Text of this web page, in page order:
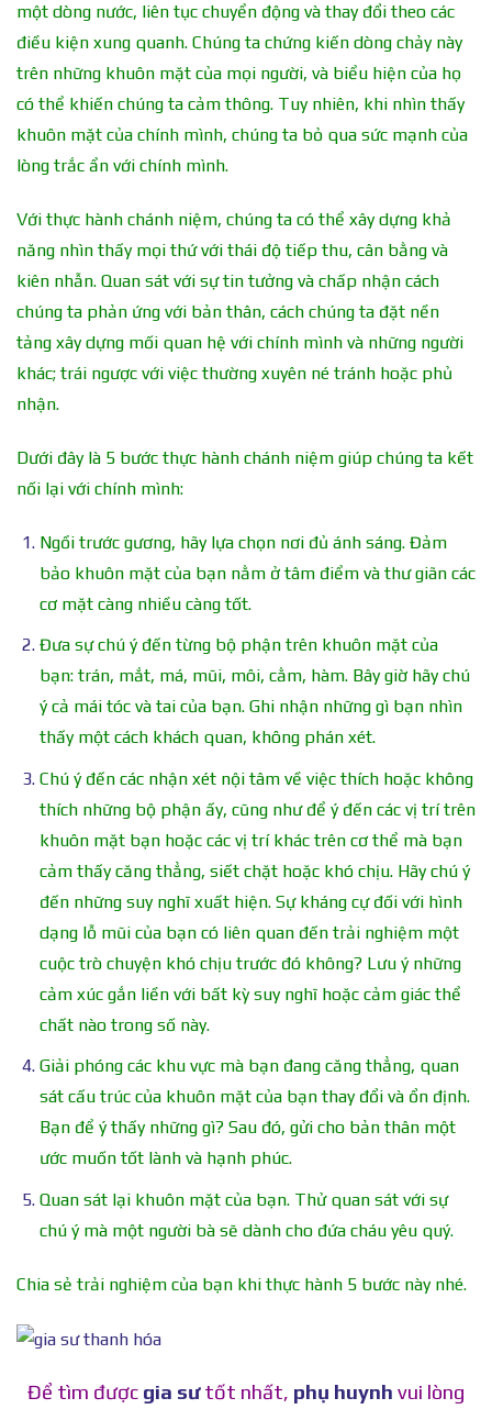
một dòng nước, liên tục chuyển động và thay đổi theo các
điều kiện xung quanh. Chúng ta chứng kiến ​​dòng chảy này
trên những khuôn mặt của mọi người, và biểu hiện của họ
có thể khiến chúng ta cảm thông. Tuy nhiên, khi nhìn thấy
khuôn mặt của chính mình, chúng ta bỏ qua sức mạnh của
lòng trắc ẩn với chính mình.
Với thực hành chánh niệm, chúng ta có thể xây dựng khả
năng nhìn thấy mọi thứ với thái độ tiếp thu, cân bằng và
kiên nhẫn. Quan sát với sự tin tưởng và chấp nhận cách
chúng ta phản ứng với bản thân, cách chúng ta đặt nền
tảng xây dựng mối quan hệ với chính mình và những người
khác; trái ngược với việc thường xuyên né tránh hoặc phủ
nhận.
Dưới đây là 5 bước thực hành chánh niệm giúp chúng ta kết
nối lại với chính mình:
Ngồi trước gương, hãy lựa chọn nơi đủ ánh sáng. Đảm
bảo khuôn mặt của bạn nằm ở tâm điểm và thư giãn các
cơ mặt càng nhiều càng tốt.
Đưa sự chú ý đến từng bộ phận trên khuôn mặt của
bạn: trán, mắt, má, mũi, môi, cằm, hàm. Bây giờ hãy chú
ý cả mái tóc và tai của bạn. Ghi nhận những gì bạn nhìn
thấy một cách khách quan, không phán xét.
Chú ý đến các nhận xét nội tâm về việc thích hoặc không
thích những bộ phận ấy, cũng như để ý đến các vị trí trên
khuôn mặt bạn hoặc các vị trí khác trên cơ thể mà bạn
cảm thấy căng thẳng, siết chặt hoặc khó chịu. Hãy chú ý
đến những suy nghĩ xuất hiện. Sự kháng cự đối với hình
dạng lỗ mũi của bạn có liên quan đến trải nghiệm một
cuộc trò chuyện khó chịu trước đó không? Lưu ý những
cảm xúc gắn liền với bất kỳ suy nghĩ hoặc cảm giác thể
chất nào trong số này.
Giải phóng các khu vực mà bạn đang căng thẳng, quan
sát cấu trúc của khuôn mặt của bạn thay đổi và ổn định.
Bạn để ý thấy những gì? Sau đó, gửi cho bản thân một
ước muốn tốt lành và hạnh phúc.
Quan sát lại khuôn mặt của bạn. Thử quan sát với sự
chú ý mà một người bà sẽ dành cho đứa cháu yêu quý.
Chia sẻ trải nghiệm của bạn khi thực hành 5 bước này nhé.
Để tìm được gia sưtốt nhất, phụ huynh vui lòng